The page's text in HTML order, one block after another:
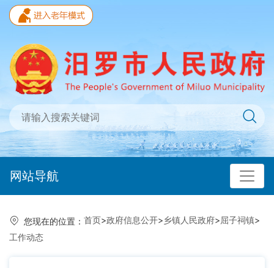
网站导航
您现在的位置： 首页>政府信息公开>乡镇人民政府>屈子祠镇>
工作动态